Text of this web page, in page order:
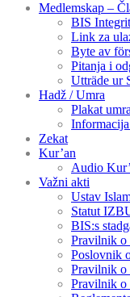
Medlemskap –
BIS
Link za
Byte av
Pitanja i
Utträde ur
Hadž / Umra
Plakat
Zekat
Kur’an
Audio
Važni akti
Ustav
Statut
BIS:s
Pravilnik o
Poslovnik
Pravilnik o
Pravilnik o